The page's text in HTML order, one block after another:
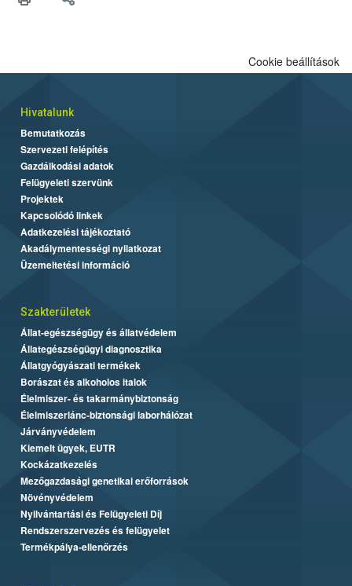
Cookie beállítások
Hivatalunk
Bemutatkozás
Szervezeti felépítés
Gazdálkodási adatok
Felügyeleti szervünk
Projektek
Kapcsolódó linkek
Adatkezelési tájékoztató
Akadálymentességi nyilatkozat
Üzemeltetési információ
Szakterületek
Állat-egészségügy és állatvédelem
Állategészségügyi diagnosztika
Állatgyógyászati termékek
Borászat és alkoholos italok
Élelmiszer- és takarmánybiztonság
Élelmiszerlánc-biztonsági laborhálózat
Járványvédelem
Kiemelt ügyek, EUTR
Kockázatkezelés
Mezőgazdasági genetikai erőforrások
Növényvédelem
Nyilvántartási és Felügyeleti Díj
Rendszerszervezés és felügyelet
Termékpálya-ellenőrzés